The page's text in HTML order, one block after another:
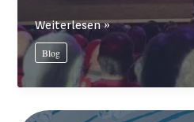
Mentaler
Hochleistungssport
–
die
Welt
Weiterlesen »
Blog